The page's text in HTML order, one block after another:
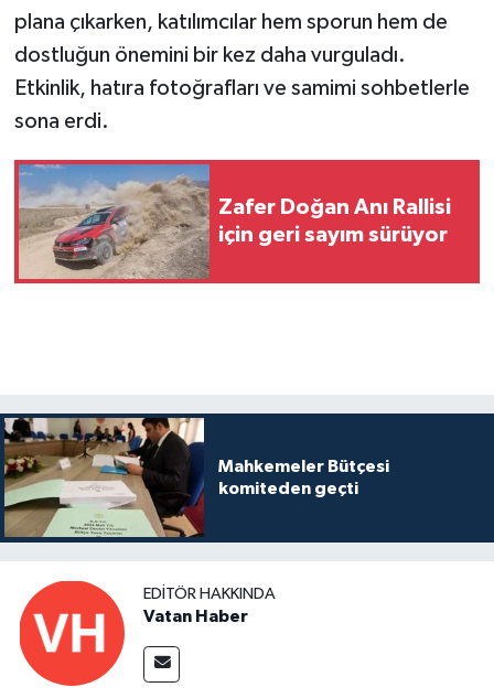
plana çıkarken, katılımcılar hem sporun hem de
dostluğun önemini bir kez daha vurguladı.
Etkinlik, hatıra fotoğrafları ve samimi sohbetlerle
sona erdi.
Zafer Doğan Anı Rallisi
için geri sayım sürüyor
Mahkemeler Bütçesi
komiteden geçti
EDITÖR HAKKINDA
Vatan Haber